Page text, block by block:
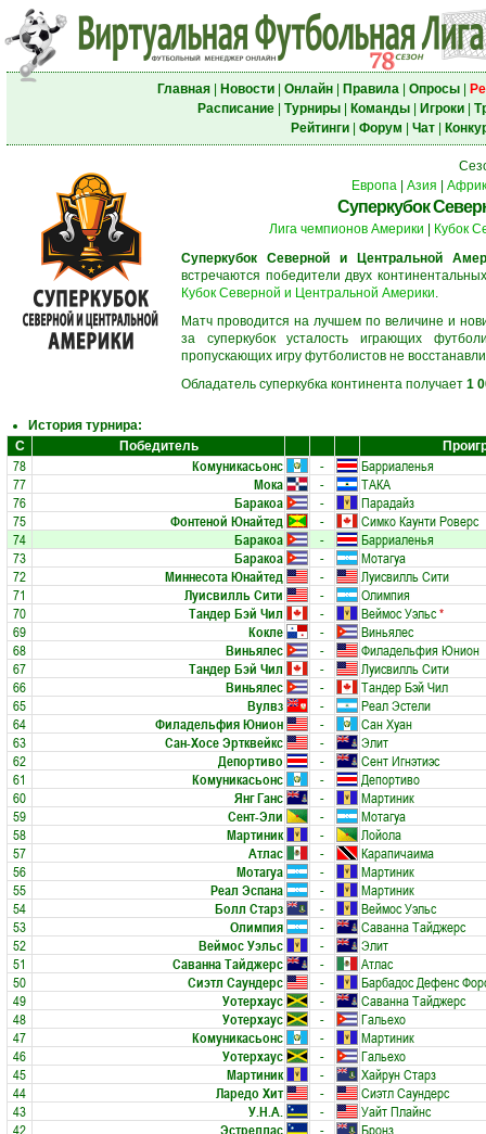
Главная| Новости| Онлайн| Правила| Опросы|
Расписание| Турниры| Команды| Игроки|
Рейтинги| Форум Чат|
Европа| Азия
Суперкубок
Лига чемпионов Америки
Кубок
Суперкубок Северной и Центральной
встречаются победители двух
Кубок Северной и Центральной Америки.
Матч проводится на лучшем по величине и
за суперкубок усталость играющих
пропускающих игру футболистов не
Обладатель суперкубка континента получает 1
История турнира:
С
Победитель
78 Комуникасьонс -
Барриаленья
77
Мока -
ТАКА
76
Баракоа -
Парадайз
75
Фонтеной Юнайтед -
Симко Каунти Роверс
74
Баракоа -
Барриаленья
73
Баракоа -
Мотагуа
72
Миннесота Юнайтед -
Луисвилль Сити
71
Луисвилль Сити -
Олимпия
70
Тандер Бэй Чил - Веймос Уэльс*
69
Кокле -
Виньялес
68
Виньялес -
Филадельфия Юнион
67
Тандер Бэй Чил -
Луисвилль Сити
66
Виньялес -
Тандер Бэй Чил
65
Вулвз -
Реал Эстели
64
Филадельфия Юнион -
Сан Хуан
63
Сан-Хосе Эртквейкс -
Элит
62
Депортиво -
Сент Игнэтиэс
61
Комуникасьонс -
Депортиво
60
Янг Ганс -
Мартиник
59
Сент-Эли -
Мотагуа
58
Мартиник -
Лойола
57
Атлас -
Карапичаима
56
Мотагуа -
Мартиник
55
Реал Эспана -
Мартиник
54
Болл Старз -
Веймос Уэльс
53
Олимпия -
Саванна Тайджерс
52
Веймос Уэльс -
Элит
51
Саванна Тайджерс -
Атлас
50
Сиэтл Саундерс -
Барбадос Дефенс
49
Уотерхаус -
Саванна Тайджерс
48
Уотерхаус -
Гальехо
47
Комуникасьонс -
Мартиник
46
Уотерхаус -
Гальехо
45
Мартиник -
Хайрун Старз
44
Ларедо Хит -
Сиэтл Саундерс
43
У.Н.А. -
Уайт Плайнс
42
Эстреллас -
Бронз